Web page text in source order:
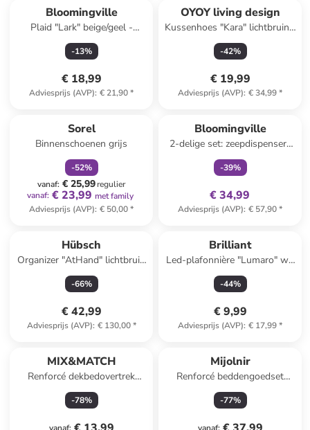
Bloomingville
Plaid "Lark" beige/geel -
(L)160 x (B)130 cm
-13%
€ 18,99
Adviesprijs (AVP): € 21,90*
OYOY living design
Kussenhoes "Kara" lichtbruin -
(L)40 x (B)60 cm
-42%
€ 19,99
Adviesprijs (AVP): € 34,99*
Sorel
Binnenschoenen grijs
-52%
vanaf: € 25,99regulier
vanaf: € 23,99 met family
Adviesprijs (AVP): € 50,00*
Bloomingville
2-delige set: zeepdispensers
"Bea" beige
-39%
€ 34,99
Adviesprijs (AVP): € 57,90*
Hübsch
Organizer "AtHand" lichtbruin
- (B)48 x (H)18 x (D)9 cm
-66%
€ 42,99
Adviesprijs (AVP): € 130,00*
Brilliant
Led-plafonnière "Lumaro" wit
- EEK D (A tot G)
-44%
€ 9,99
Adviesprijs (AVP): € 17,99*
MIX&MATCH
Renforcé dekbedovertrek
donkerbeige
-78%
Mijolnir
Renforcé beddengoedset
crème/beige
-77%